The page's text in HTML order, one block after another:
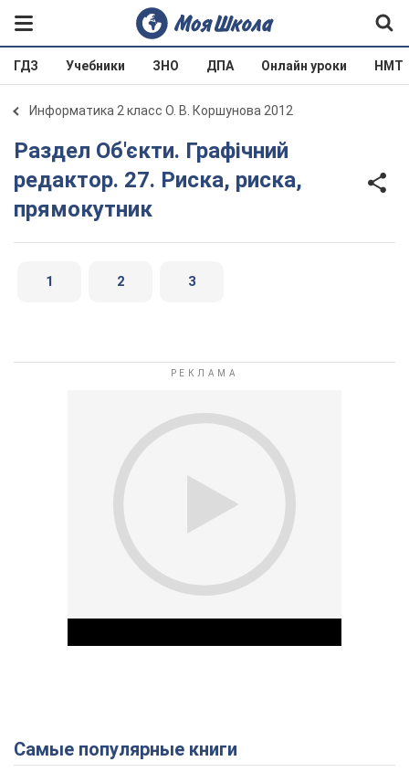
ГДЗ Учебники ЗНО ДПА Онлайн уроки НМТ
Информатика 2 класс О. В. Коршунова 2012
Раздел Об'єкти. Графічний
редактор. 27. Риска, риска,
прямокутник
1 2 3
Play Video
Самые популярные книги